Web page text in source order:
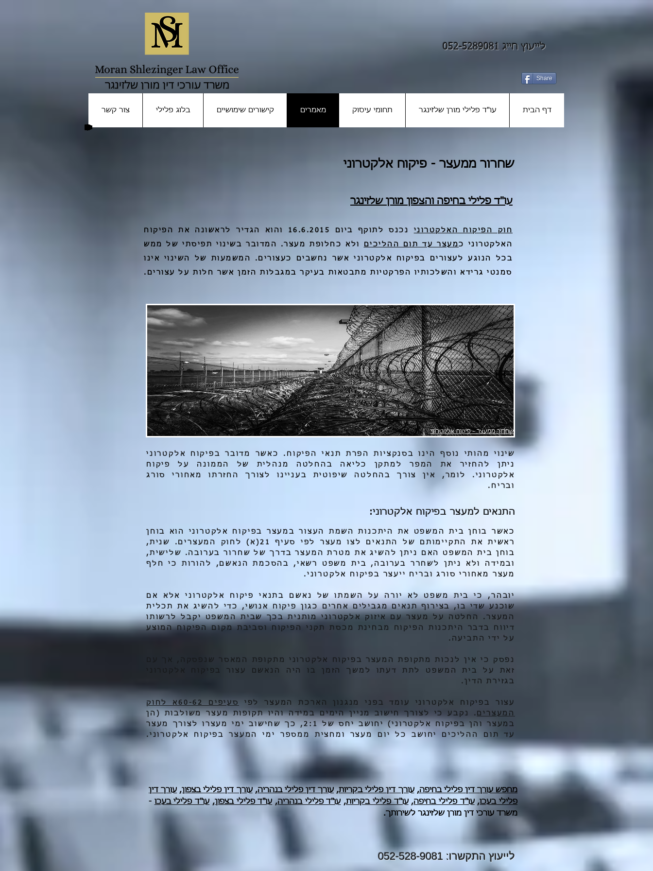
לייעוץ חייג 052-5289081
Share
צור קשר בלוג פלילי קישורים שימושיים מאמרים תחומי עיסוק עו"ד פלילי מורן שלזינגר דף הבית
שחרור ממעצר - פיקוח אלקטרוני
עו"ד פלילי בחיפה והצפון מורן שלזינגר
חוק הפיקוח האלקטרוני נכנס לתוקף ביום 16.6.2015 והוא הגדיר לראשונה את הפיקוח
האלקטרוני כמעצר עד תום ההליכים ולא כחלופת מעצר. המדובר בשינוי תפיסתי של ממש
בכל הנוגע לעצורים בפיקוח אלקטרוני אשר נחשבים כעצורים. המשמעות של השינוי אינו
סמנטי גרידא והשלכותיו הפרקטיות מתבטאות בעיקר במגבלות הזמן אשר חלות על עצורים.
שחרור ממעצר - פיקוח אלקטרוני
שינוי מהותי נוסף הינו בסנקציות הפרת תנאי הפיקוח. כאשר מדובר בפיקוח אלקטרוני
ניתן להחזיר את המפר למתקן כליאה בהחלטה מנהלית של הממונה על פיקוח
אלקטרוני. לומר, אין צורך בהחלטה שיפוטית בעניינו לצורך החזרתו מאחורי סורג
ובריח.
התנאים למעצר בפיקוח אלקטרוני:
כאשר בוחן בית המשפט את היתכנות השמת העצור במעצר בפיקוח אלקטרוני הוא בוחן
ראשית את התקיימותם של התנאים לצו מעצר לפי סעיף 21(א) לחוק המעצרים. שנית,
בוחן בית המשפט האם ניתן להשיג את מטרת המעצר בדרך של שחרור בערובה. שלישית,
ובמידה ולא ניתן לשחרר בערובה, בית משפט רשאי, בהסכמת הנאשם, להורות כי חלף
מעצר מאחורי סורג ובריח ייעצר בפיקוח אלקטרוני.
יובהר, כי בית משפט לא יורה על השמתו של נאשם בתנאי פיקוח אלקטרוני אלא אם
שוכנע שדי בו, בצירוף תנאים מגבילים אחרים כגון פיקוח אנושי, כדי להשיג את תכלית
המעצר. החלטה על מעצר עם איזוק אלקטרוני מותנית בכך שבית המשפט יקבל לרשותו
דיווח בדבר היתכנות הפיקוח מבחינת מכסת תקני הפיקוח וסביבת מקום הפיקוח המוצע
על ידי התביעה.
נפסק כי אין לנכות מתקופת המעצר בפיקוח אלקטרוני מתקופת המאסר שנפסקה, אך עם
זאת על בית המשפט לתת דעתו למשך הזמן בו היה הנאשם עצור בפיקוח אלקטרוני
בגזירת הדין.
עצור בפיקוח אלקטרוני עומד בפני מנגנון הארכת המעצר לפי
סעיפים 60-62א לחוק
המעצרים . נקבע כי לצורך חישוב מניין הימים במידה והיו תקופות מעצר משולבות (הן
במעצר והן בפיקוח אלקטרוני) יחושב יחס של 2:1, כך שחישוב ימי מעצרו לצורך מעצר
עד תום ההליכים יחושב כל יום מעצר ומחצית ממספר ימי המעצר בפיקוח אלקטרוני.
מחפש עורך דין פלילי בחיפה, עורך דין פלילי בקריות,עורך דין פלילי בנהריה,עורך דין פלילי בצפון, עורך דין
פלילי בעכו,עו"ד פלילי בחיפה,עו"ד פלילי בקריות, עו"ד פלילי בנהריה, עו"ד פלילי בצפון, עו"ד פלילי בעכו -
משרד עורכי דין מורן שלזינגר לשירותך.
לייעוץ התקשרו: 052-528-9081